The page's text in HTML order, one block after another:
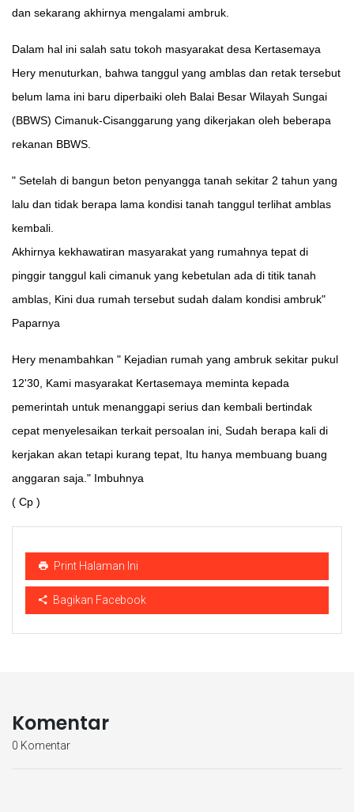
dan sekarang akhirnya mengalami ambruk.
Dalam hal ini salah satu tokoh masyarakat desa Kertasemaya
Hery menuturkan, bahwa tanggul yang amblas dan retak tersebut
belum lama ini baru diperbaiki oleh Balai Besar Wilayah Sungai
(BBWS) Cimanuk-Cisanggarung yang dikerjakan oleh beberapa
rekanan BBWS.
" Setelah di bangun beton penyangga tanah sekitar 2 tahun yang
lalu dan tidak berapa lama kondisi tanah tanggul terlihat amblas
kembali.
Akhirnya kekhawatiran masyarakat yang rumahnya tepat di
pinggir tanggul kali cimanuk yang kebetulan ada di titik tanah
amblas, Kini dua rumah tersebut sudah dalam kondisi ambruk"
Paparnya
Hery menambahkan " Kejadian rumah yang ambruk sekitar pukul
12'30, Kami masyarakat Kertasemaya meminta kepada
pemerintah untuk menanggapi serius dan kembali bertindak
cepat menyelesaikan terkait persoalan ini, Sudah berapa kali di
kerjakan akan tetapi kurang tepat, Itu hanya membuang buang
anggaran saja." Imbuhnya
( Cp )
Print Halaman Ini
Bagikan Facebook
Komentar
0 Komentar